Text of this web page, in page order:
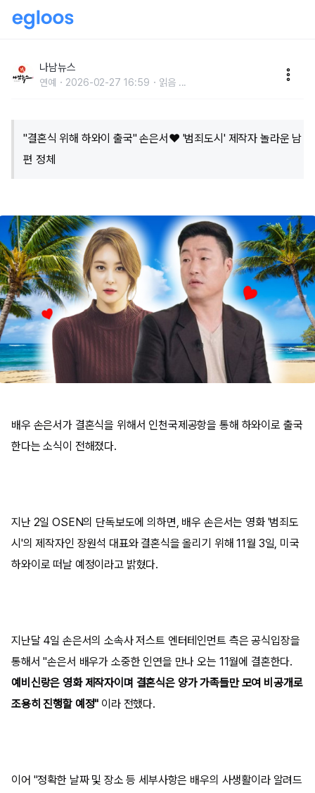
놀라운 남편 정체
나남뉴스
연예 2026-02-27 16:59 읽음 ...
"결혼식 위해 하와이 출국" 손은서♥ '범죄도시' 제작자 놀라운 남
편 정체
배우 손은서가 결혼식을 위해서 인천국제공항을 통해 하와이로 출국
한다는 소식이 전해졌다.
지난 2일 OSEN의 단독보도에 의하면, 배우 손은서는 영화 '범죄도
시'의 제작자인 장원석 대표와 결혼식을 올리기 위해 11월 3일, 미국
하와이로 떠날 예정이라고 밝혔다.
지난달 4일 손은서의 소속사 저스트 엔터테인먼트 측은 공식입장을
통해서 "손은서 배우가 소중한 인연을 만나 오는 11월에 결혼한다.
예비신랑은 영화 제작자이며 결혼식은 양가 가족들만 모여 비공개로
조용히 진행할 예정" 이라 전했다.
이어 "정확한 날짜 및 장소 등 세부사항은 배우의 사생활이라 알려드